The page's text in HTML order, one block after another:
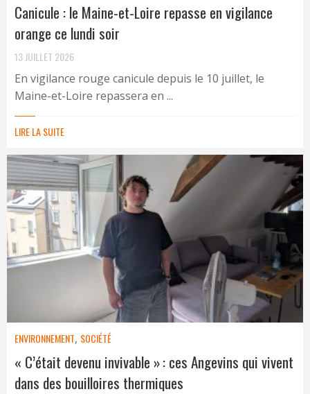
Canicule : le Maine-et-Loire repasse en vigilance
orange ce lundi soir
13 JUILLET 2026
En vigilance rouge canicule depuis le 10 juillet, le
Maine-et-Loire repassera en ...
LIRE LA SUITE
ENVIRONNEMENT, SOCIÉTÉ
« C’était devenu invivable » : ces Angevins qui vivent
dans des bouilloires thermiques